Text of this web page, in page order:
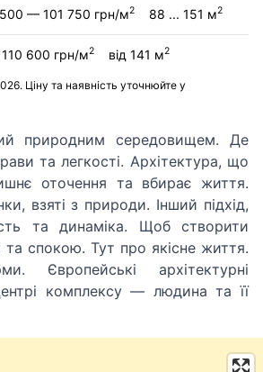
— 101 750 грн/м2 88 ... 151 м2
110 600 грн/м2 від 141 м2
Ціну та наявність уточнюйте у
природним середовищем. Де
та легкості. Архітектура, що
оточення та вбирає життя.
взяті з природи. Інший підхід,
та динаміка. Щоб створити
та спокою. Тут про якісне життя.
Європейські архітектурні
комплексу — людина та її